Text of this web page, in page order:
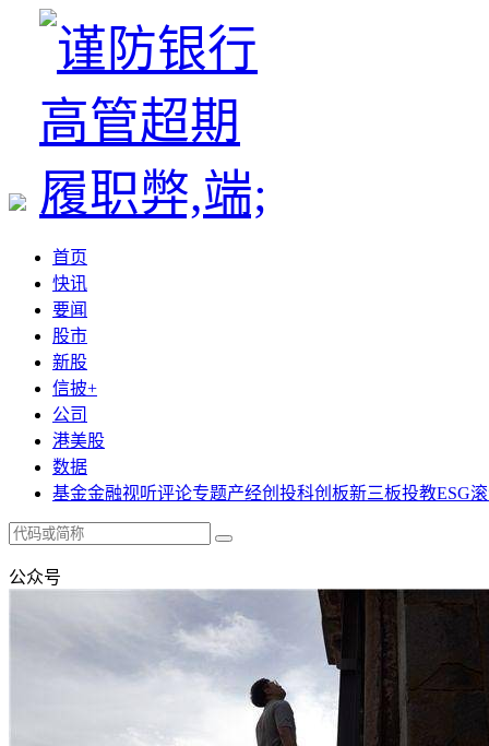
首页
快讯
要闻
股市
新股
信披+
公司
港美股
数据
基金金融视听评论专题产经创投科创板新三板投教ESG
公众号